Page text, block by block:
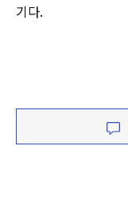
기다.